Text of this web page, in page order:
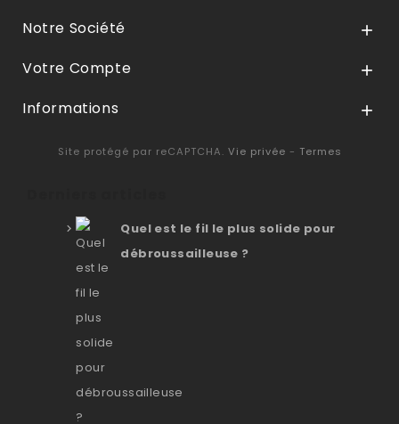
Notre Société 
Votre Compte 
Informations 
Site protégé par reCAPTCHA. Vie privée - Termes
Quel est le fil le plus solide pour
débroussailleuse ?